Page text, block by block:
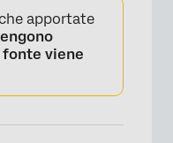
apportate
viene